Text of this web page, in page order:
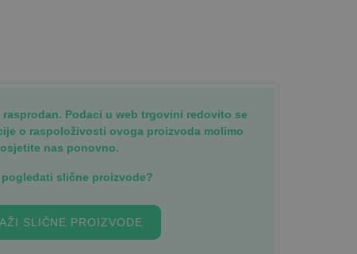
Podaci u web trgovini redovito se
o raspoloživosti ovoga proizvoda molimo
nas ponovno.
slične proizvode?
SLIČNE PROIZVODE